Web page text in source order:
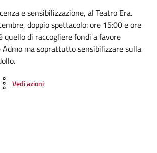
e sensibilizzazione, al Teatro Era.
doppio spettacolo: ore 15:00 e ore
quello di raccogliere fondi a favore
Admo ma soprattutto sensibilizzare sulla
Vedi azioni